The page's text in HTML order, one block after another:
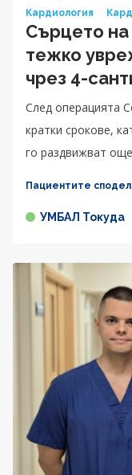
Кардиология
Сърцето
тежко
чрез 4-
След операцията
кратки срокове,
го раздвижват
Пациентите
УМБАЛ Токуда